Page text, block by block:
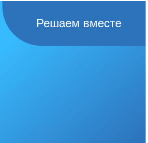
Решаем вместе